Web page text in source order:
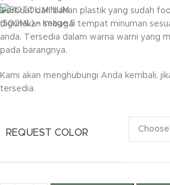
Terbuat dari bahan plastik yang sudah
digunakan sebagai tempat minuman
anda. Tersedia dalam warna warni yang
pada barangnya.
Kami akan menghubungi Anda kembali,
tersedia.
REQUEST COLOR